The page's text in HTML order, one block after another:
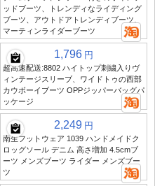
ッドブーツ、トレンディなライディング
ブーツ、アウトドアトレンディブーツ、
マーティンライダーブーツ
1,796 円
超高速配送:8802 ハイトップ刺繍入りヴ
ィンテージスリーブ、ワイドトゥの西部
カウボーイブーツ OPPジッパーバッグパ
ッケージ
2,249 円
南生フットウェア 1039 ハンドメイドク
ロッグソール デニム 高さ増加 4.5cmブ
ーツ メンズブーツ ライダー メンズブー
ツ